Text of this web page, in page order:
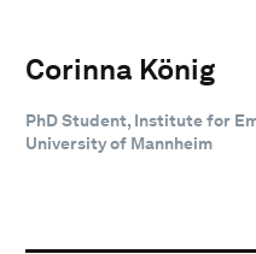
Corinna König
PhD Student, Institute for
University of Mannheim